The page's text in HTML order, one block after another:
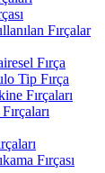
Fırçalar
Fırça
Tip Fırça
Fırçaları
Fırçası